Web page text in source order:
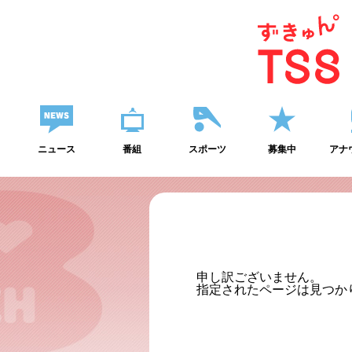
ニュース 番組 スポーツ 募集中 アナ
申し訳ございません。
指定されたページは見つか